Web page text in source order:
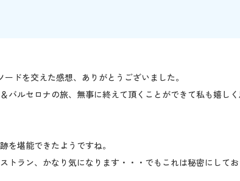
ドを交えた感想、ありがとうございました。
バルセロナの旅、無事に終えて頂くことができて私も嬉し
を堪能できたようですね。
トラン、かなり気になります・・・でもこれは秘密にしてお